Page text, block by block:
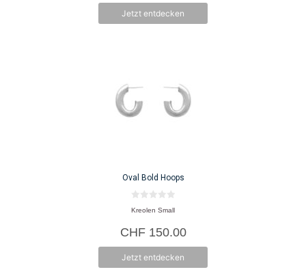
Jetzt entdecken
Oval Bold Hoops
0
v
n
5
Kreolen Small
CHF150.00
Jetzt entdecken